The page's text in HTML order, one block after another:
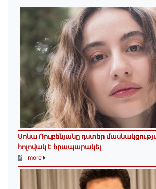
Սոնա Ռուբենյանը դստեր
հոլովակ է հրապարակել
more